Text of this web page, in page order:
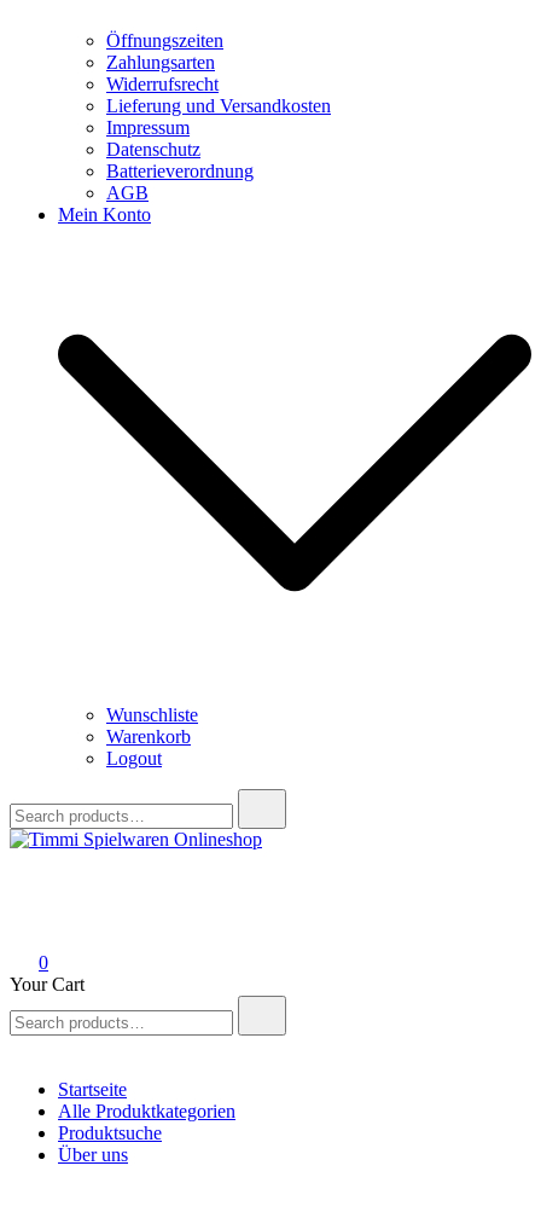
Öffnungszeiten
Zahlungsarten
Widerrufsrecht
Lieferung und Versandkosten
Impressum
Datenschutz
Batterieverordnung
AGB
Mein Konto
Wunschliste
Warenkorb
Logout
for:
0
Your Cart
for:
Startseite
Alle Produktkategorien
Produktsuche
Über uns